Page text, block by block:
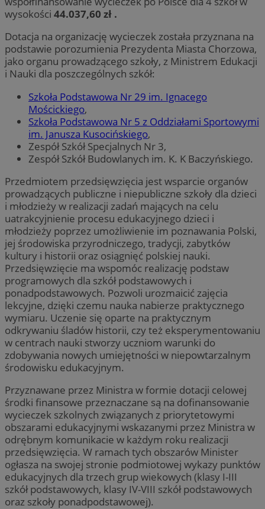
wysokości 44.037,60 zł .
Dotacja na organizację wycieczek została przyznana na
podstawie porozumienia Prezydenta Miasta Chorzowa,
jako organu prowadzącego szkoły, z Ministrem Edukacji
i Nauki dla poszczególnych szkół:
Szkoła Podstawowa Nr 29 im. Ignacego
Mościckiego,
Szkoła Podstawowa Nr 5 z Oddziałami Sportowymi
im. Janusza Kusocińskiego,
Zespół Szkół Specjalnych Nr 3,
Zespół Szkół Budowlanych im. K. K Baczyńskiego.
Przedmiotem przedsięwzięcia jest wsparcie organów
prowadzących publiczne i niepubliczne szkoły dla dzieci
i młodzieży w realizacji zadań mających na celu
uatrakcyjnienie procesu edukacyjnego dzieci i
młodzieży poprzez umożliwienie im poznawania Polski,
jej środowiska przyrodniczego, tradycji, zabytków
kultury i historii oraz osiągnięć polskiej nauki.
Przedsięwzięcie ma wspomóc realizację podstaw
programowych dla szkół podstawowych i
ponadpodstawowych. Pozwoli urozmaicić zajęcia
lekcyjne, dzięki czemu nauka nabierze praktycznego
wymiaru. Uczenie się oparte na praktycznym
odkrywaniu śladów historii, czy też eksperymentowaniu
w centrach nauki stworzy uczniom warunki do
zdobywania nowych umiejętności w niepowtarzalnym
środowisku edukacyjnym.
Przyznawane przez Ministra w formie dotacji celowej
środki finansowe przeznaczane są na dofinansowanie
wycieczek szkolnych związanych z priorytetowymi
obszarami edukacyjnymi wskazanymi przez Ministra w
odrębnym komunikacie w każdym roku realizacji
przedsięwzięcia. W ramach tych obszarów Minister
ogłasza na swojej stronie podmiotowej wykazy punktów
edukacyjnych dla trzech grup wiekowych (klasy I-III
szkół podstawowych, klasy IV-VIII szkół podstawowych
oraz szkoły ponadpodstawowej).